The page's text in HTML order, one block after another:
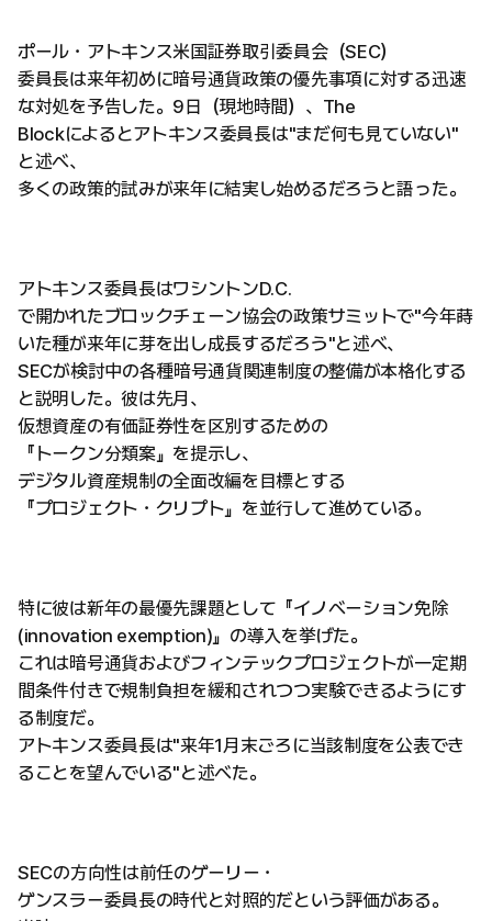
ポール・アトキンス米国証券取引委員会（SEC）
委員長は来年初めに暗号通貨政策の優先事項に対する迅速
な対処を予告した。9日（現地時間）、The
Blockによるとアトキンス委員長は"まだ何も見ていない"
と述べ、
多くの政策的試みが来年に結実し始めるだろうと語った。
アトキンス委員長はワシントンD.C.
で開かれたブロックチェーン協会の政策サミットで"今年蒔
いた種が来年に芽を出し成長するだろう"と述べ、
SECが検討中の各種暗号通貨関連制度の整備が本格化する
と説明した。彼は先月、
仮想資産の有価証券性を区別するための
『トークン分類案』を提示し、
デジタル資産規制の全面改編を目標とする
『プロジェクト・クリプト』を並行して進めている。
特に彼は新年の最優先課題として『イノベーション免除
(innovation exemption)』の導入を挙げた。
これは暗号通貨およびフィンテックプロジェクトが一定期
間条件付きで規制負担を緩和されつつ実験できるようにす
る制度だ。
アトキンス委員長は"来年1月末ごろに当該制度を公表でき
ることを望んでいる"と述べた。
SECの方向性は前任のゲーリー・
ゲンスラー委員長の時代と対照的だという評価がある。